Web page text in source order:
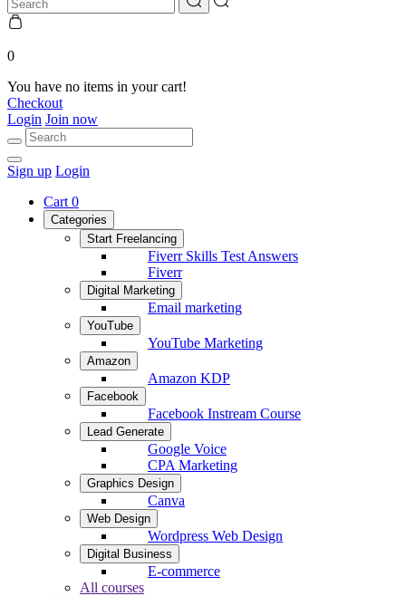
0
You have no items in your cart!
Checkout
Login Join now
Sign up Login
Cart 0
Categories
Start Freelancing
Fiverr Skills Test Answers
Fiverr
Digital Marketing
Email marketing
YouTube
YouTube Marketing
Amazon
Amazon KDP
Facebook
Facebook Instream Course
Lead Generate
Google Voice
CPA Marketing
Graphics Design
Canva
Web Design
Wordpress Web Design
Digital Business
E-commerce
All courses